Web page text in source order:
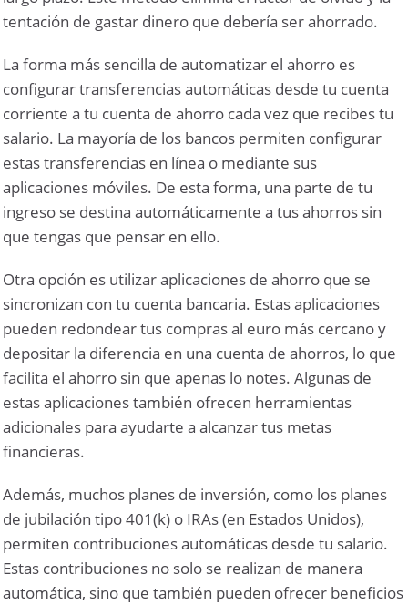
tentación de gastar dinero que debería ser ahorrado.
La forma más sencilla de automatizar el ahorro es
configurar transferencias automáticas desde tu cuenta
corriente a tu cuenta de ahorro cada vez que recibes tu
salario. La mayoría de los bancos permiten configurar
estas transferencias en línea o mediante sus
aplicaciones móviles. De esta forma, una parte de tu
ingreso se destina automáticamente a tus ahorros sin
que tengas que pensar en ello.
Otra opción es utilizar aplicaciones de ahorro que se
sincronizan con tu cuenta bancaria. Estas aplicaciones
pueden redondear tus compras al euro más cercano y
depositar la diferencia en una cuenta de ahorros, lo que
facilita el ahorro sin que apenas lo notes. Algunas de
estas aplicaciones también ofrecen herramientas
adicionales para ayudarte a alcanzar tus metas
financieras.
Además, muchos planes de inversión, como los planes
de jubilación tipo 401(k) o IRAs (en Estados Unidos),
permiten contribuciones automáticas desde tu salario.
Estas contribuciones no solo se realizan de manera
automática, sino que también pueden ofrecer beneficios